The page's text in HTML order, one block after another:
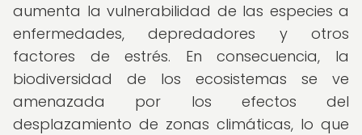
aumenta la vulnerabilidad de las especies a
enfermedades, depredadores y otros
factores de estrés. En consecuencia, la
biodiversidad de los ecosistemas se ve
amenazada por los efectos del
desplazamiento de zonas climáticas, lo que